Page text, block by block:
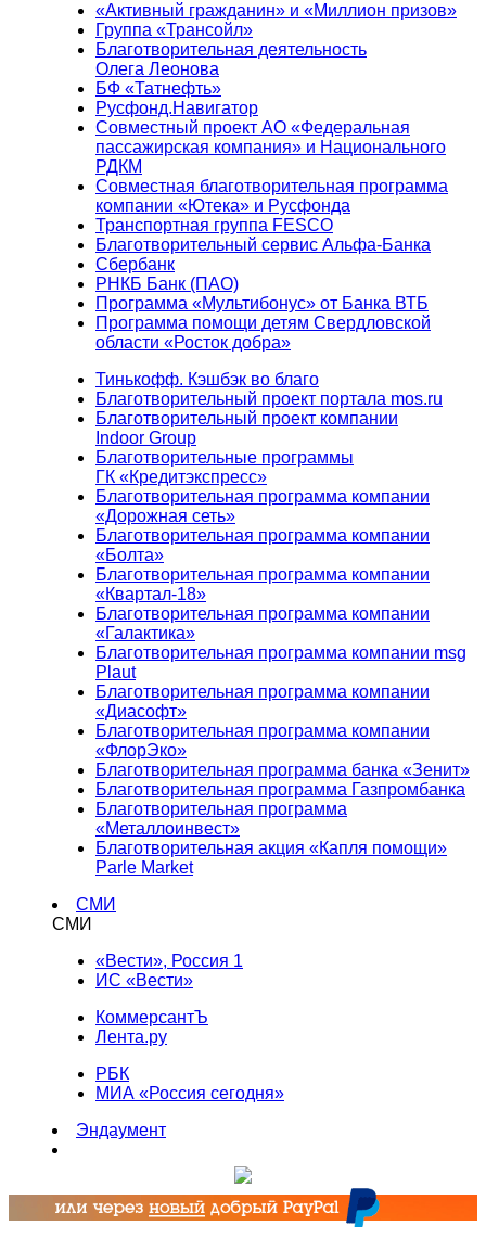
«Активный гражданин» и «Миллион призов»
Группа «Трансойл»
Благотворительная деятельность
Олега Леонова
БФ «Татнефть»
Русфонд.Навигатор
Совместный проект АО «Федеральная
пассажирская компания» и Национального
РДКМ
Совместная благотворительная программа
компании «Ютека» и Русфонда
Транспортная группа FESCO
Благотворительный сервис Альфа-Банка
Сбербанк
РНКБ Банк (ПАО)
Программа «Мультибонус» от Банка ВТБ
Программа помощи детям Свердловской
области «Росток добра»
Тинькофф. Кэшбэк во благо
Благотворительный проект портала mos.ru
Благотворительный проект компании
Indoor Group
Благотворительные программы
ГК «Кредитэкспресс»
Благотворительная программа компании
«Дорожная сеть»
Благотворительная программа компании
«Болта»
Благотворительная программа компании
«Квартал-18»
Благотворительная программа компании
«Галактика»
Благотворительная программа компании msg
Plaut
Благотворительная программа компании
«Диасофт»
Благотворительная программа компании
«ФлорЭко»
Благотворительная программа банка «Зенит»
Благотворительная программа Газпромбанка
Благотворительная программа
«Металлоинвест»
Благотворительная акция «Капля помощи»
Parle Market
СМИ
СМИ
«Вести», Россия 1
ИС «Вести»
КоммерсантЪ
Лента.ру
РБК
МИА «Россия сегодня»
Эндаумент